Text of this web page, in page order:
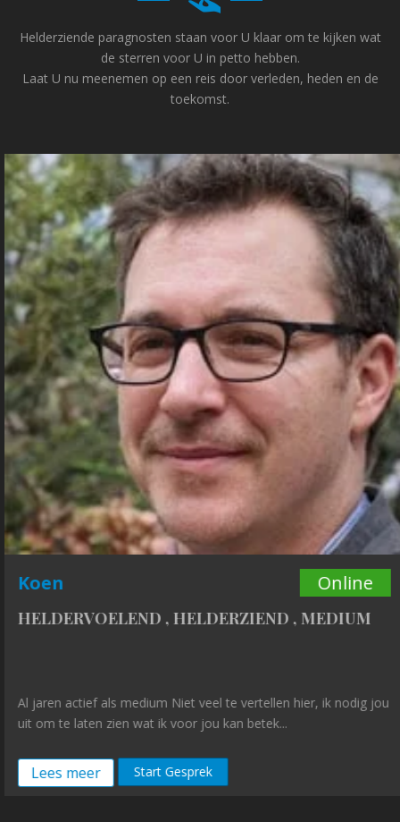
Helderziende paragnosten staan voor U klaar om te kijken wat
de sterren voor U in petto hebben.
Laat U nu meenemen op een reis door verleden, heden en de
toekomst.
Koen Online
HELDERVOELEND, HELDERZIEND, MEDIUM
Al jaren actief als medium Niet veel te vertellen hier, ik nodig jou
uit om te laten zien wat ik voor jou kan betek...
Lees meer Start Gesprek